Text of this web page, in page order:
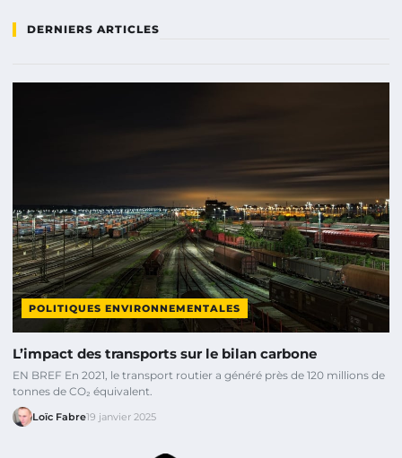
DERNIERS ARTICLES
POLITIQUES ENVIRONNEMENTALES
L’impact des transports sur le bilan carbone
EN BREF En 2021, le transport routier a généré près de 120 millions de
tonnes de CO₂ équivalent.
Loïc Fabre19 janvier 2025